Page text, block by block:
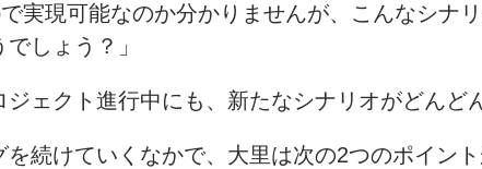
実現可能なのか分かりませんが、こんなシナ
しょう？」
ェクト進行中にも、新たなシナリオがどんど
続けていくなかで、大里は次の2つのポイン